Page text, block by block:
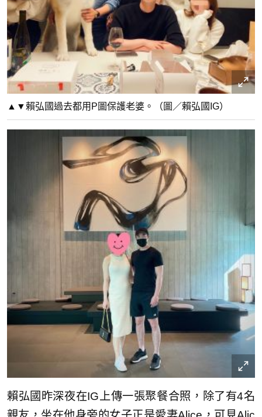
▲▼賴弘國過去都用P圖保護老婆。（圖／賴弘國IG）
賴弘國昨深夜在IG上傳一張聚餐合照，除了有4名